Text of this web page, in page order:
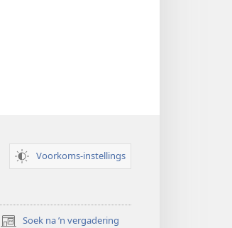
Voorkoms-instellings
Soek na ’n vergadering